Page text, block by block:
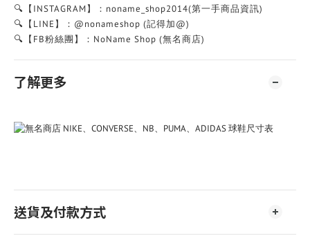
🔍【INSTAGRAM】：noname_shop2014(第一手商品資訊)
🔍【LINE】：@nonameshop (記得加@)
🔍【FB粉絲團】：NoName Shop (無名商店)
了解更多
送貨及付款方式